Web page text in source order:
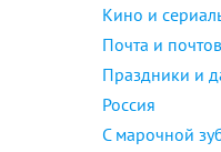
Кино и
Почта и
Праздники и
Россия
С марочной